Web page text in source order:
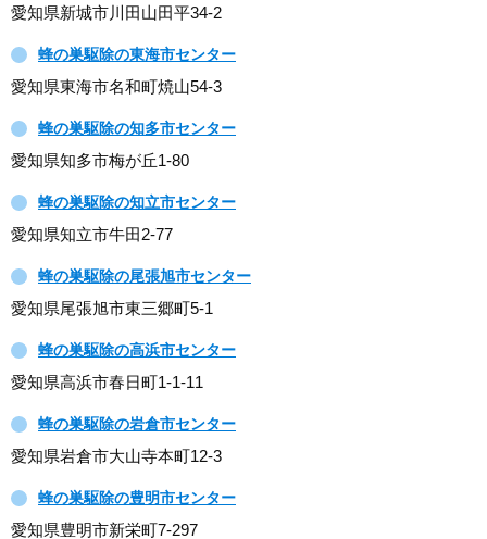
愛知県新城市川田山田平34-2
蜂の巣駆除の東海市センター
愛知県東海市名和町焼山54-3
蜂の巣駆除の知多市センター
愛知県知多市梅が丘1-80
蜂の巣駆除の知立市センター
愛知県知立市牛田2-77
蜂の巣駆除の尾張旭市センター
愛知県尾張旭市東三郷町5-1
蜂の巣駆除の高浜市センター
愛知県高浜市春日町1-1-11
蜂の巣駆除の岩倉市センター
愛知県岩倉市大山寺本町12-3
蜂の巣駆除の豊明市センター
愛知県豊明市新栄町7-297